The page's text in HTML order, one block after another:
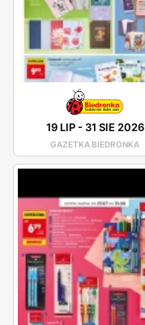
19 LIP- 31 SIE 2026
GAZETKA BIEDRONKA